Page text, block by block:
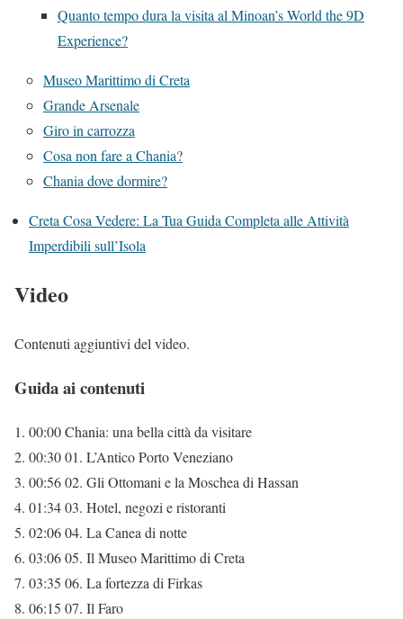
Quanto tempo dura la visita al Minoan’s World the 9D
Experience?
Museo Marittimo di Creta
Grande Arsenale
Giro in carrozza
Cosa non fare a Chania?
Chania dove dormire?
Creta Cosa Vedere: La Tua Guida Completa alle Attività
Imperdibili sull’Isola
Video
Contenuti aggiuntivi del video.
Guida ai contenuti
00:00 Chania: una bella città da visitare
00:30 01. L’Antico Porto Veneziano
00:56 02. Gli Ottomani e la Moschea di Hassan
01:34 03. Hotel, negozi e ristoranti
02:06 04. La Canea di notte
03:06 05. Il Museo Marittimo di Creta
03:35 06. La fortezza di Firkas
06:15 07. Il Faro